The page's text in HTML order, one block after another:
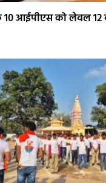
आईपीएस को लेवल 12